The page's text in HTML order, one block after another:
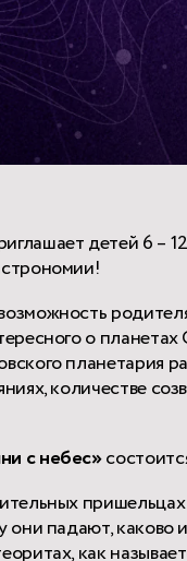
детей 6 –
о
планетария
количестве
с небес»
они падают, каково
как